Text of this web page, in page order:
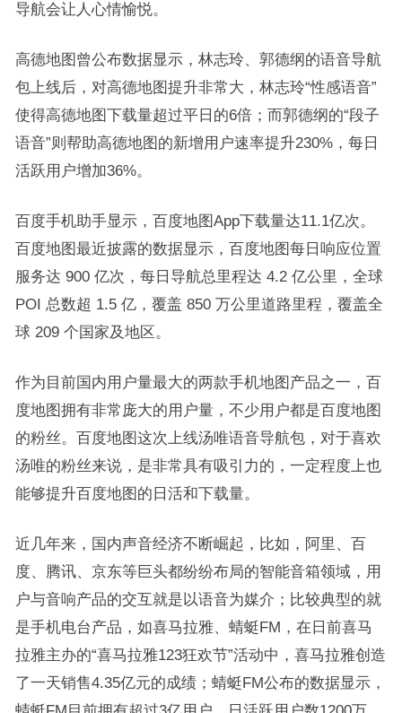
导航会让人心情愉悦。
高德地图曾公布数据显示，林志玲、郭德纲的语音导航
包上线后，对高德地图提升非常大，林志玲“性感语音”
使得高德地图下载量超过平日的6倍；而郭德纲的“段子
语音”则帮助高德地图的新增用户速率提升230%，每日
活跃用户增加36%。
百度手机助手显示，百度地图App下载量达11.1亿次。
百度地图最近披露的数据显示，百度地图每日响应位置
服务达 900 亿次，每日导航总里程达 4.2 亿公里，全球
POI 总数超 1.5 亿，覆盖 850 万公里道路里程，覆盖全
球 209 个国家及地区。
作为目前国内用户量最大的两款手机地图产品之一，百
度地图拥有非常庞大的用户量，不少用户都是百度地图
的粉丝。百度地图这次上线汤唯语音导航包，对于喜欢
汤唯的粉丝来说，是非常具有吸引力的，一定程度上也
能够提升百度地图的日活和下载量。
近几年来，国内声音经济不断崛起，比如，阿里、百
度、腾讯、京东等巨头都纷纷布局的智能音箱领域，用
户与音响产品的交互就是以语音为媒介；比较典型的就
是手机电台产品，如喜马拉雅、蜻蜓FM，在日前喜马
拉雅主办的“喜马拉雅123狂欢节”活动中，喜马拉雅创造
了一天销售4.35亿元的成绩；蜻蜓FM公布的数据显示，